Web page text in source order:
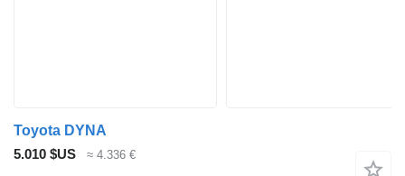
Toyota DYNA
5.010 $US
≈ 4.336 €